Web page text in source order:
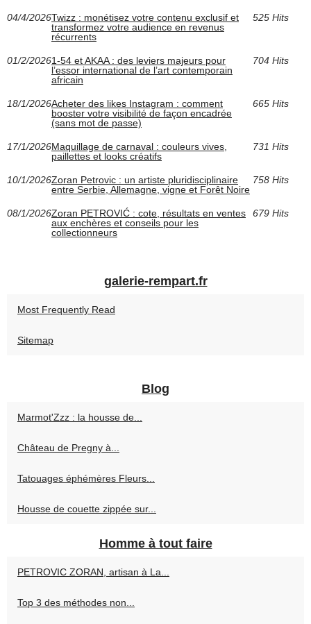
04/4/2026Twizz : monétisez votre contenu exclusif et
transformez votre audience en revenus
récurrents
525 Hits
01/2/20261-54 et AKAA : des leviers majeurs pour
l’essor international de l’art contemporain
africain
704 Hits
18/1/2026Acheter des likes Instagram : comment
booster votre visibilité de façon encadrée
(sans mot de passe)
665 Hits
17/1/2026Maquillage de carnaval : couleurs vives,
paillettes et looks créatifs
731 Hits
10/1/2026Zoran Petrovic : un artiste pluridisciplinaire
entre Serbie, Allemagne, vigne et Forêt Noire
758 Hits
08/1/2026Zoran PETROVIĆ : cote, résultats en ventes
aux enchères et conseils pour les
collectionneurs
679 Hits
galerie-rempart.fr
Most Frequently Read
Sitemap
Blog
Marmot'Zzz : la housse de...
Château de Pregny à...
Tatouages éphémères Fleurs...
Housse de couette zippée sur...
Homme à tout faire
PETROVIC ZORAN, artisan à La...
Top 3 des méthodes non...